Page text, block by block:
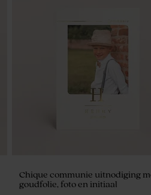
Minimalistische naamsticker met
Chique communie uitnodiging
goudfolie, foto en initiaal